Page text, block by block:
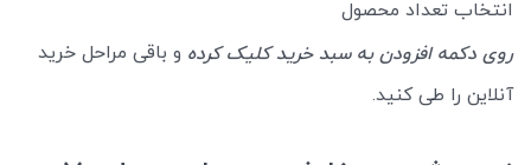
انتخاب تعداد محصول
روی دکمه افزودن به سبد خرید کلیک کرده و باقی مراحل خرید
آنلاین را طی کنید.